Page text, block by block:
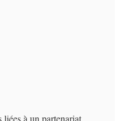
à un partenariat